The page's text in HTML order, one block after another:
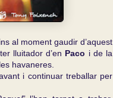
al moment gaudir d’aquest
lluitador d’en Paco i de la
havaneres.
i continuar treballar per